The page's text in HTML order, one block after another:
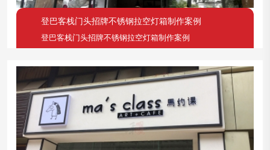
登巴客栈门头招牌不锈钢拉空灯箱制作案例
登巴客栈门头招牌不锈钢拉空灯箱制作案例